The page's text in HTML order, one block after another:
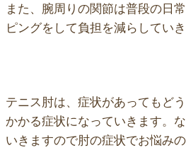
また、腕周りの関節は普段の日
ピングをして負担を減らしていき
テニス肘は、症状があってもど
かかる症状になっていきます。
いきますので肘の症状でお悩み